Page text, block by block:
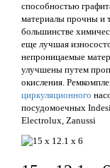
способностью
материалы прочны и
большинстве
еще лучшая
непроницаемые
улучшены путем
окисления.
циркуляционного
посудомоечных
Electrolux, Zanussi